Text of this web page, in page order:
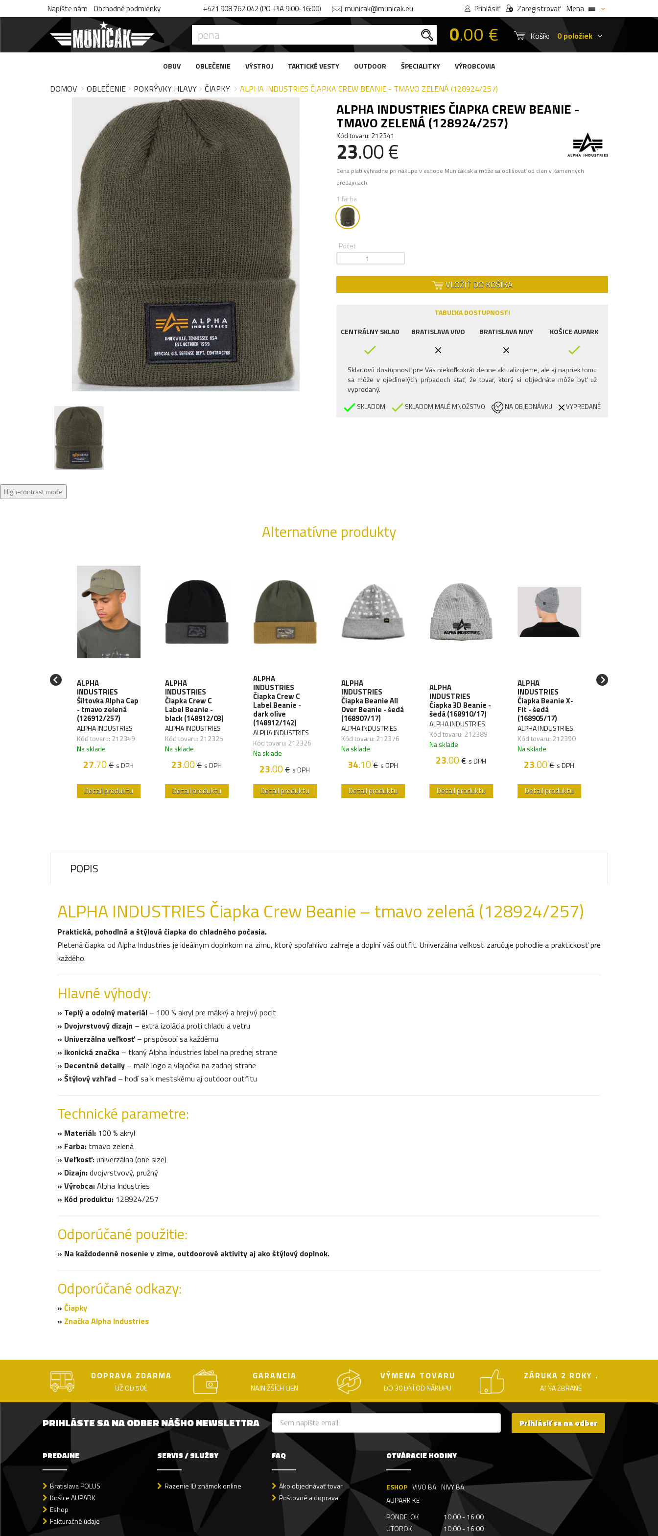
Napíšte nám Obchodné podmienky +421 908 762 042 (PO-PIA 9:00-16:00) municak@municak.eu Prihlásiť Zaregistrovať Mena
0.00 € Košík: 0 položiek
OBUV OBLEČENIE VÝSTROJ TAKTICKÉ VESTY OUTDOOR ŠPECIALITKY VÝROBCOVIA
DOMOV OBLEČENIE POKRÝVKY HLAVY ČIAPKY ALPHA INDUSTRIES ČIAPKA CREW BEANIE - TMAVO ZELENÁ (128924/257)
ALPHA INDUSTRIES ČIAPKA CREW BEANIE -
TMAVO ZELENÁ (128924/257)
Kód tovaru: 212341
23.00 €
Cena platí výhradne pri nákupe v eshope Muničák.sk a môže sa odlišovať od cien v kamenných
predajniach.
1 farba
Počet
VLOŽIŤ DO KOŠÍKA
TABUĽKA DOSTUPNOSTI
CENTRÁLNY SKLAD
BRATISLAVA VIVO BRATISLAVA NIVY KOŠICE AUPARK
Skladovú dostupnosť pre Vás niekoľkokrát denne aktualizujeme, ale aj napriek tomu
sa môže v ojedinelých prípadoch stať, že tovar, ktorý si objednáte môže byť už
vypredaný.
SKLADOM SKLADOM MALÉ MNOŽSTVO NA OBJEDNÁVKU VYPREDANÉ
High-contrast mode
Alternatívne produkty
ALPHA
INDUSTRIES
Šiltovka Alpha Cap
- tmavo zelená
(126912/257)
ALPHA INDUSTRIES
Kód tovaru: 212349
Na sklade
27.70€ s DPH
Detail produktu
ALPHA
INDUSTRIES
Čiapka Crew C
Label Beanie -
black (148912/03)
ALPHA INDUSTRIES
Kód tovaru: 212325
Na sklade
23.00€ s DPH
Detail produktu
ALPHA
INDUSTRIES
Čiapka Crew C
Label Beanie -
dark olive
(148912/142)
ALPHA INDUSTRIES
Kód tovaru: 212326
Na sklade
23.00€ s DPH
Detail produktu
ALPHA
INDUSTRIES
Čiapka Beanie All
Over Beanie - šedá
(168907/17)
ALPHA INDUSTRIES
Kód tovaru: 212376
Na sklade
34.10€ s DPH
Detail produktu
ALPHA
INDUSTRIES
Čiapka 3D Beanie -
šedá (168910/17)
ALPHA INDUSTRIES
Kód tovaru: 212389
Na sklade
23.00€ s DPH
Detail produktu
ALPHA
INDUSTRIES
Čiapka Beanie X-
Fit - šedá
(168905/17)
ALPHA INDUSTRIES
Kód tovaru: 212390
Na sklade
23.00€ s DPH
Detail produktu
ALPHA
POPIS
ALPHA INDUSTRIES Čiapka Crew Beanie – tmavo zelená (128924/257)
Praktická, pohodlná a štýlová čiapka do chladného počasia.
Pletená čiapka od Alpha Industries je ideálnym doplnkom na zimu, ktorý spoľahlivo zahreje a doplní váš outfit. Univerzálna veľkosť zaručuje pohodlie a praktickosť pre
každého.
Hlavné výhody:
» Teplý a odolný materiál – 100 % akryl pre mäkký a hrejivý pocit
» Dvojvrstvový dizajn – extra izolácia proti chladu a vetru
» Univerzálna veľkosť – prispôsobí sa každému
» Ikonická značka – tkaný Alpha Industries label na prednej strane
» Decentné detaily – malé logo a vlajočka na zadnej strane
» Štýlový vzhľad – hodí sa k mestskému aj outdoor outfitu
Technické parametre:
» Materiál: 100 % akryl
» Farba: tmavo zelená
» Veľkosť:univerzálna (one size)
» Dizajn:dvojvrstvový, pružný
» Výrobca:Alpha Industries
» Kód produktu: 128924/257
Odporúčané použitie:
» Na každodenné nosenie v zime, outdoorové aktivity aj ako štýlový doplnok.
Odporúčané odkazy:
» Čiapky
» Značka Alpha Industries
DOPRAVA ZDARMA
UŽ OD 50€
GARANCIA
NAJNIŽŠÍCH CIEN
VÝMENA TOVARU
DO 30 DNÍ OD NÁKUPU
ZÁRUKA 2 ROKY .
AJ NA ZBRANE
PRIHLÁSTE SA NA ODBER NÁŠHO NEWSLETTRA Prihlásiť sa na odber
PREDAJNE
Bratislava POLUS
Košice AUPARK
Eshop
Fakturačné údaje
SERVIS / SLUŽBY
Razenie ID známok online
FAQ
Ako objednávať tovar
Poštovné a doprava
OTVÁRACIE HODINY
ESHOP VIVO BA NIVY BA
AUPARK KE
PONDELOK
10:00 - 16:00
UTOROK
10:00 - 16:00